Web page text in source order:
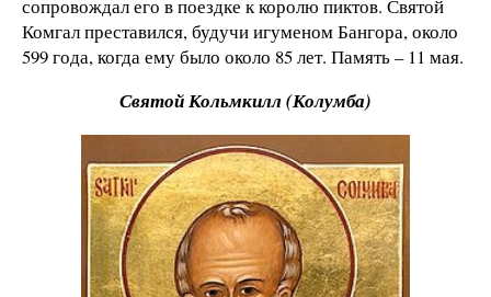
сопровождал его в поездке к королю пиктов. Святой
Комгал преставился, будучи игуменом Бангора, около
599 года, когда ему было около 85 лет. Память – 11 мая.
Святой Кольмкилл (Колумба)